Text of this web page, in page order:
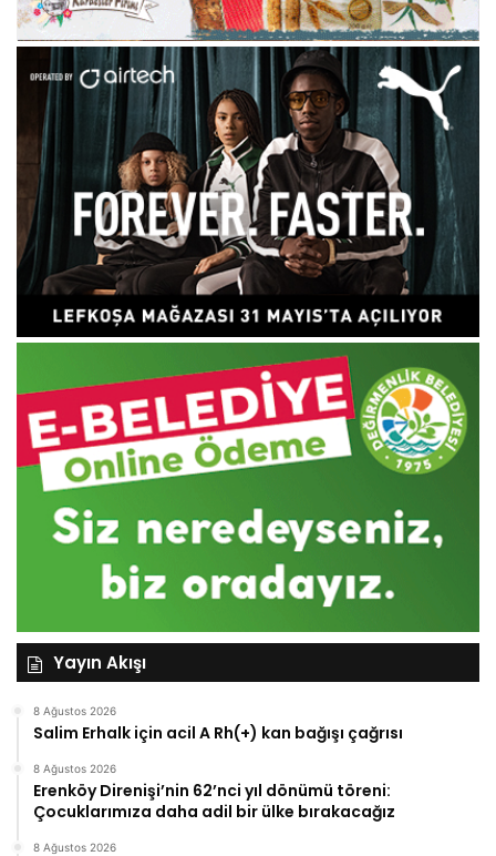
Yayın Akışı
8 Ağustos 2026
Salim Erhalk için acil A Rh(+) kan bağışı çağrısı
8 Ağustos 2026
Erenköy Direnişi’nin 62’nci yıl dönümü töreni:
Çocuklarımıza daha adil bir ülke bırakacağız
8 Ağustos 2026